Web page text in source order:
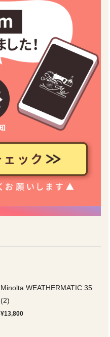
Minolta WEATHERMATIC 35
(2)
¥13,800